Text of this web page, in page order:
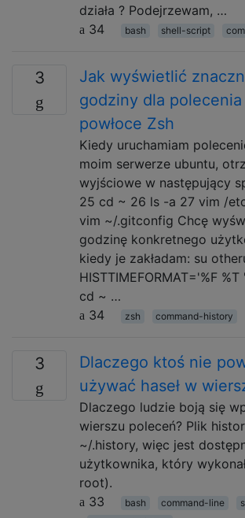
działa ? Podejrzewam, …
34
bash shell-script
3
Jak wyświetlić
godziny dla
powłoce Zsh
Kiedy uruchamiam
moim serwerze ubuntu,
wyjściowe w następujący
25 cd ~ 26 ls -a 27 vim /
vim ~/.gitconfig Chcę
godzinę konkretnego
kiedy je zakładam: su
HISTTIMEFORMAT='%F
cd ~ …
34
zsh command-history
3
Dlaczego ktoś nie
używać haseł w
Dlaczego ludzie boją się
wierszu poleceń? Plik
~/.history, więc jest
użytkownika, który
root).
33
bash command-line